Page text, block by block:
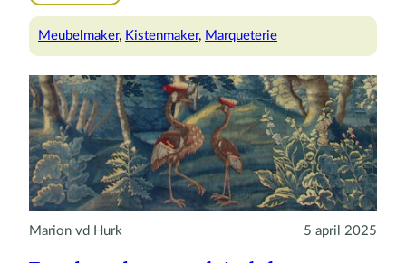
Amsterdamse
van
Mekeren
Meubelmaker, Kistenmaker, Marqueterie
Marion vd Hurk 5 april 2025